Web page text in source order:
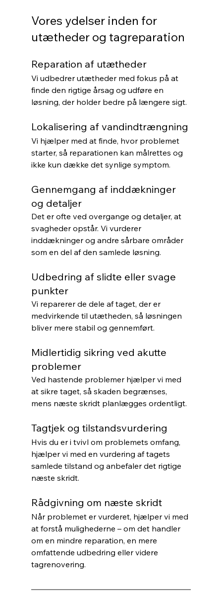
Vores ydelser inden for
utætheder og tagreparation
Reparation af utætheder
Vi udbedrer utætheder med fokus på at
finde den rigtige årsag og udføre en
løsning, der holder bedre på længere sigt.
Lokalisering af vandindtrængning
Vi hjælper med at finde, hvor problemet
starter, så reparationen kan målrettes og
ikke kun dække det synlige symptom.
Gennemgang af inddækninger
og detaljer
Det er ofte ved overgange og detaljer, at
svagheder opstår. Vi vurderer
inddækninger og andre sårbare områder
som en del af den samlede løsning.
Udbedring af slidte eller svage
punkter
Vi reparerer de dele af taget, der er
medvirkende til utætheden, så løsningen
bliver mere stabil og gennemført.
Midlertidig sikring ved akutte
problemer
Ved hastende problemer hjælper vi med
at sikre taget, så skaden begrænses,
mens næste skridt planlægges ordentligt.
Tagtjek og tilstandsvurdering
Hvis du er i tvivl om problemets omfang,
hjælper vi med en vurdering af tagets
samlede tilstand og anbefaler det rigtige
næste skridt.
Rådgivning om næste skridt
Når problemet er vurderet, hjælper vi med
at forstå mulighederne – om det handler
om en mindre reparation, en mere
omfattende udbedring eller videre
tagrenovering.